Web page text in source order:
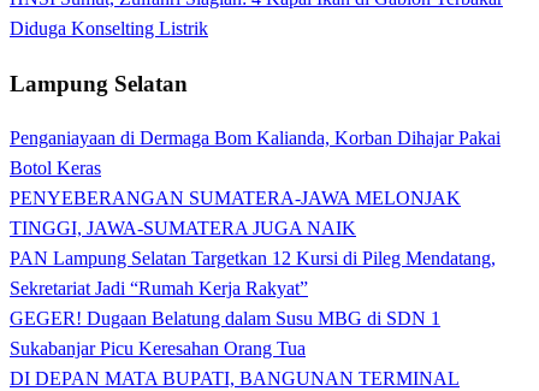
Diduga Konselting Listrik
Lampung Selatan
Penganiayaan di Dermaga Bom Kalianda, Korban Dihajar Pakai
Botol Keras
PENYEBERANGAN SUMATERA-JAWA MELONJAK
TINGGI, JAWA-SUMATERA JUGA NAIK
PAN Lampung Selatan Targetkan 12 Kursi di Pileg Mendatang,
Sekretariat Jadi “Rumah Kerja Rakyat”
GEGER! Dugaan Belatung dalam Susu MBG di SDN 1
Sukabanjar Picu Keresahan Orang Tua
DI DEPAN MATA BUPATI, BANGUNAN TERMINAL